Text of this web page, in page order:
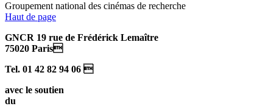
Groupement national des cinémas de recherche
Haut de page
GNCR 19 rue de Frédérick Lemaître
75020 Paris
Tel. 01 42 82 94 06 
avec le soutien
du